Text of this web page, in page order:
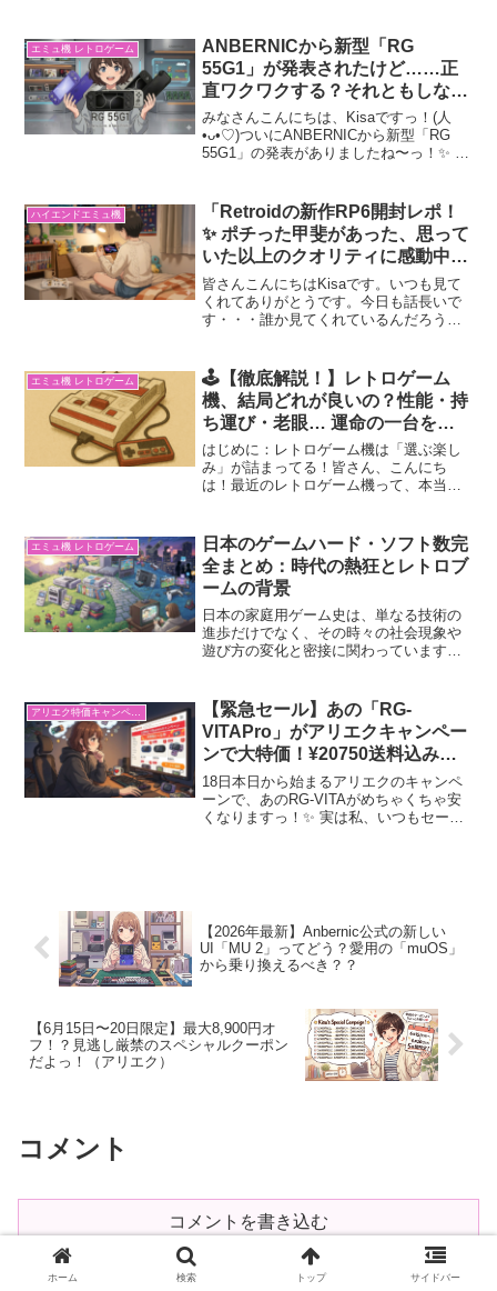
ちやっていますので、良かったら見てく
ださいと言うのと、自分が...
エミュ機 レトロゲーム
ANBERNICから新型「RG
55G1」が発表されたけど……正
直ワクワクする？それともしな
い？
みなさんこんにちは、Kisaですっ！(人
•ᴗ•♡)ついにANBERNICから新型「RG
55G1」の発表がありましたね〜っ！✨ で
さんはこれを見て、心の底からワクワク
さ...
ハイエンドエミュ機
「Retroidの新作RP6開封レポ！
✨ ポチった甲斐があった、思って
いた以上のクオリティに感動中
(๑>◡<๑)」
皆さんこんにちはKisaです。いつも見て
くれてありがとうです。今日も話長いで
す・・・誰か見てくれているんだろう
した✨ 注文してから届くまで、約8日間。
「まだかな、まだ...
エミュ機 レトロゲーム
🕹️【徹底解説！】レトロゲーム
機、結局どれが良いの？性能・持
ち運び・老眼… 運命の一台を見
つける究極ガイド！手持ちの中か
ら解説編
はじめに：レトロゲーム機は「選ぶ楽し
み」が詰まってる！皆さん、こんにち
は！最近のレトロゲーム機って、本当に
Pro、カスタマイズが楽しいRaspberry Pi
5...
エミュ機 レトロゲーム
日本のゲームハード・ソフト数完
全まとめ：時代の熱狂とレトロブ
ームの背景
日本の家庭用ゲーム史は、単なる技術の
進歩だけでなく、その時々の社会現象や
遊び方の変化と密接に関わっています。
【一覧表】国内ハード別ソフト数と発売
年代時代ハード名発売年ソ...
アリエク特価キャンペーン情報
【緊急セール】あの「RG-
VITAPro」がアリエクキャンペー
ンで大特価！¥20750送料込み
その他エミュ機沢山！！
18日本日から始まるアリエクのキャンペ
ーンで、あのRG-VITAがめちゃくちゃ安
くなりますっ！✨ 実は私、いつもセール
【2026年最新】Anbernic公式の新しい
UI「MU 2」ってどう？愛用の「muOS」
から乗り換えるべき？？
【6月15日〜20日限定】最大8,900円オ
フ！？見逃し厳禁のスペシャルクーポン
だよっ！（アリエク）
コメント
コメントを書き込む
ホーム 検索 トップ サイドバー